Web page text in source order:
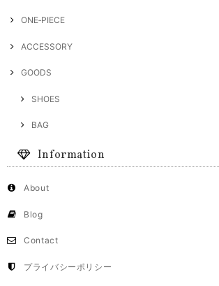
ONE‐PIECE
ACCESSORY
GOODS
SHOES
BAG
Information
About
Blog
Contact
プライバシーポリシー